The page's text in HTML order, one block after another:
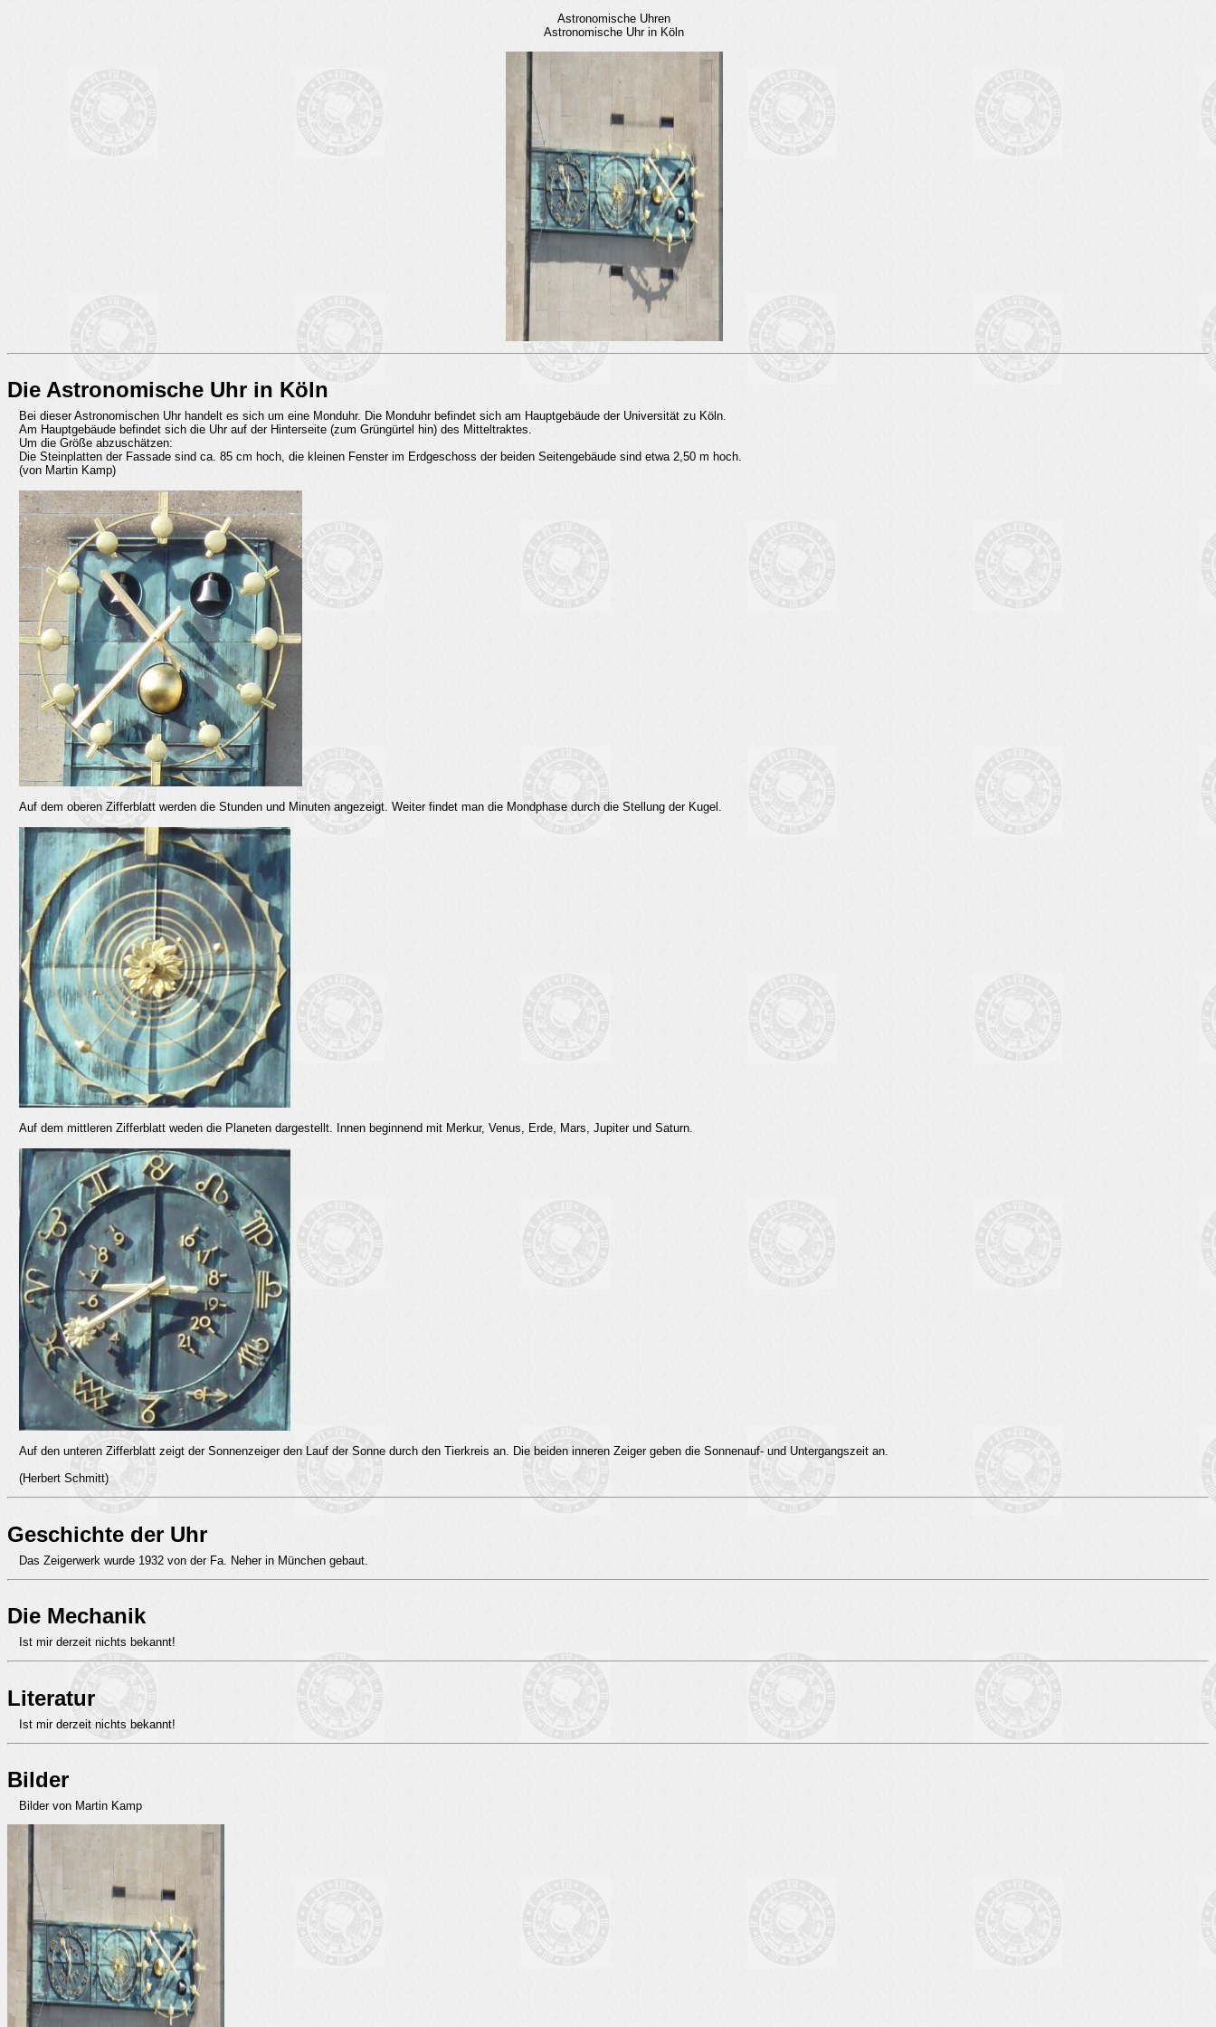
Astronomische Uhren
Astronomische Uhr in Köln
Die Astronomische Uhr in Köln
Bei dieser Astronomischen Uhr handelt es sich um eine Monduhr. Die Monduhr befindet sich am Hauptgebäude der Universität zu Köln.
Am Hauptgebäude befindet sich die Uhr auf der Hinterseite (zum Grüngürtel hin) des Mitteltraktes.
Um die Größe abzuschätzen:
Die Steinplatten der Fassade sind ca. 85 cm hoch, die kleinen Fenster im Erdgeschoss der beiden Seitengebäude sind etwa 2,50 m hoch.
(von Martin Kamp)
Auf dem oberen Zifferblatt werden die Stunden und Minuten angezeigt. Weiter findet man die Mondphase durch die Stellung der Kugel.
Auf dem mittleren Zifferblatt weden die Planeten dargestellt. Innen beginnend mit Merkur, Venus, Erde, Mars, Jupiter und Saturn.
Auf den unteren Zifferblatt zeigt der Sonnenzeiger den Lauf der Sonne durch den Tierkreis an. Die beiden inneren Zeiger geben die Sonnenauf- und Untergangszeit an.
(Herbert Schmitt)
Geschichte der Uhr
Das Zeigerwerk wurde 1932 von der Fa. Neher in München gebaut.
Die Mechanik
Ist mir derzeit nichts bekannt!
Literatur
Ist mir derzeit nichts bekannt!
Bilder
Bilder von Martin Kamp